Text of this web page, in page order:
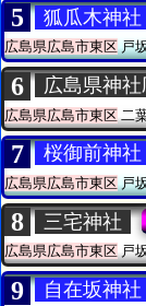
5 狐瓜木神社
広島県広島市東区戸
6 広島県神社
広島県広島市東区 二
7 桜御前神社
広島県広島市東区戸
8 三宅神社
広島県広島市東区戸
9 自在坂神社